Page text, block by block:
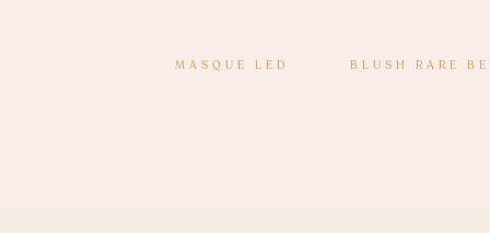
MASQUE LED BLUSH RARE